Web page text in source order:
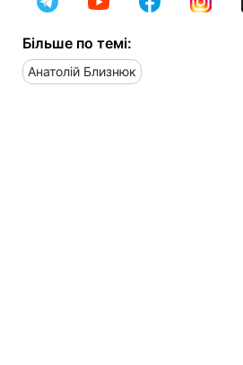
Більше по темі:
Анатолій Близнюк